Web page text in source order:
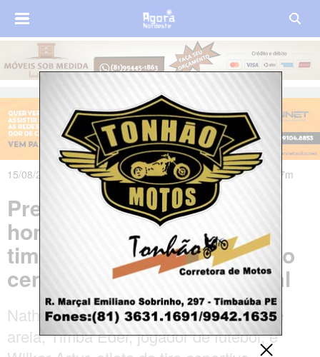
15/08/2018 às 09h04m - Atualizado em 15/08/2018 às 19h47m
Prefeitura de Timbaúba
homenageia atletas
timbaubenses destaques no
cenário brasileiro e mundial
Nathalie Sena, jogadora de handebol de
areia, Timba Eder, jogador de futebol, e